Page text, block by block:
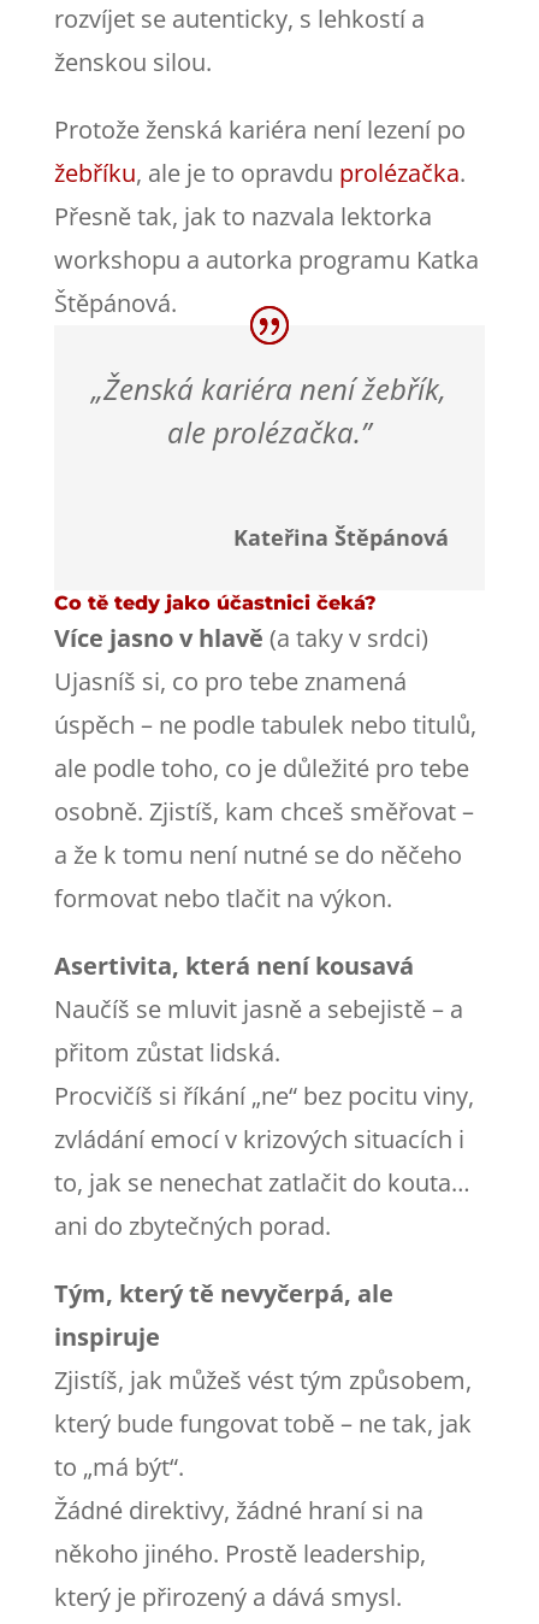
rozvíjet se autenticky, s lehkostí a
ženskou silou.
Protože ženská kariéra není lezení po
žebříku, ale je to opravdu prolézačka.
Přesně tak, jak to nazvala lektorka
workshopu a autorka programu Katka
Štěpánová.
„Ženská kariéra není žebřík,
ale prolézačka.”
Kateřina Štěpánová
Co tě tedy jako účastnici čeká?
Více jasno v hlavě (a taky v srdci)
Ujasníš si, co pro tebe znamená
úspěch – ne podle tabulek nebo titulů,
ale podle toho, co je důležité pro tebe
osobně. Zjistíš, kam chceš směřovat –
a že k tomu není nutné se do něčeho
formovat nebo tlačit na výkon.
Asertivita, která není kousavá
Naučíš se mluvit jasně a sebejistě – a
přitom zůstat lidská.
Procvičíš si říkání „ne“ bez pocitu viny,
zvládání emocí v krizových situacích i
to, jak se nenechat zatlačit do kouta…
ani do zbytečných porad.
Tým, který tě nevyčerpá, ale
inspiruje
Zjistíš, jak můžeš vést tým způsobem,
který bude fungovat tobě – ne tak, jak
to „má být“.
Žádné direktivy, žádné hraní si na
někoho jiného. Prostě leadership,
který je přirozený a dává smysl.